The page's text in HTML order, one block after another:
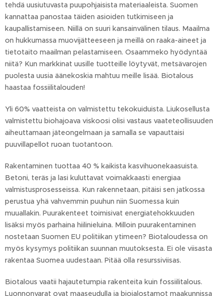
tehdä uusiutuvasta puupohjaisista materiaaleista. Suomen
kannattaa panostaa täiden asioiden tutkimiseen ja
kaupallistamiseen. Niillä on suuri kansainvälinen tilaus. Maailma
on hukkumassa muovijätteeseen ja meillä on raaka-aineet ja
tietotaito maailman pelastamiseen. Osaammeko hyödyntää
niitä? Kun markkinat uusille tuotteille löytyvät, metsävarojen
puolesta uusia äänekoskia mahtuu meille lisää. Biotalous
haastaa fossiilitalouden!
Yli 60% vaatteista on valmistettu tekokuiduista. Liukosellusta
valmistettu biohajoava viskoosi olisi vastaus vaateteollisuuden
aiheuttamaan jäteongelmaan ja samalla se vapauttaisi
puuvillapellot ruoan tuotantoon.
Rakentaminen tuottaa 40 % kaikista kasvihuonekaasuista.
Betoni, teräs ja lasi kuluttavat voimakkaasti energiaa
valmistusprosesseissa. Kun rakennetaan, pitäisi sen jatkossa
perustua yhä vahvemmin puuhun niin Suomessa kuin
muuallakin. Puurakenteet toimisivat energiatehokkuuden
lisäksi myös parhaina hiilinieluina. Milloin puurakentaminen
nostetaan Suomen EU politiikan ytimeen? Biotaloudessa on
myös kysymys politiikan suunnan muutoksesta. Ei ole viisasta
rakentaa Suomea uudestaan. Pitää olla resurssiviisas.
Biotalous vaatii hajautetumpia rakenteita kuin fossiilitalous.
Luonnonvarat ovat maaseudulla ja biojalostamot maakunnissa